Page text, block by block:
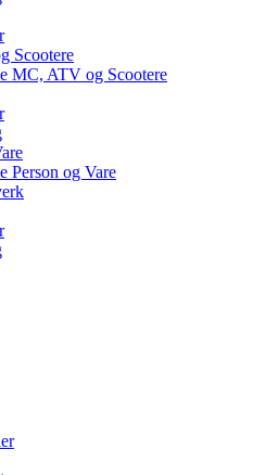
Scootere
MC, ATV og Scootere
Person og Vare